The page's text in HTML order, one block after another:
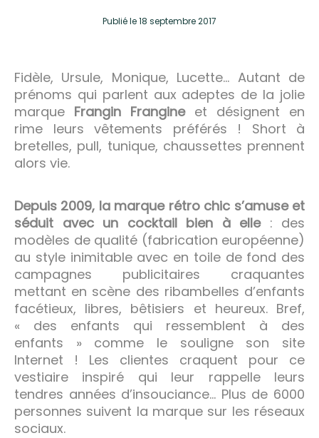
Publiéle 18 septembre 2017
Fidèle, Ursule, Monique, Lucette… Autant de
prénoms qui parlent aux adeptes de la jolie
marque Frangin Frangineet désignent en
rime leurs vêtements préférés ! Short à
bretelles, pull, tunique, chaussettes prennent
alors vie.
Depuis 2009, la marque rétro chic s’amuse et
séduit avec un cocktail bien à elle: des
modèles de qualité (fabrication européenne)
au style inimitable avec en toile de fond des
campagnes publicitaires craquantes
mettant en scène des ribambelles d’enfants
facétieux, libres, bêtisiers et heureux. Bref,
« des enfants qui ressemblent à des
enfants » comme le souligne son site
Internet ! Les clientes craquent pour ce
vestiaire inspiré qui leur rappelle leurs
tendres années d’insouciance… Plus de 6000
personnes suivent la marque sur les réseaux
sociaux.